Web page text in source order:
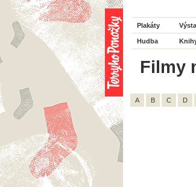
Plakáty
Hudba
Filmy
A B C D